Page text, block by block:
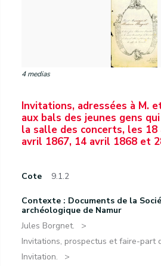
4 medias
Invitations, adressées à M.
aux bals des jeunes gens
la salle des concerts, les 18
avril 1867, 14 avril 1868 et
Cote 9.1.2
Contexte : Documents de la
archéologique de Namur
Jules Borgnet.
Invitations, prospectus et faire-part
Invitation.